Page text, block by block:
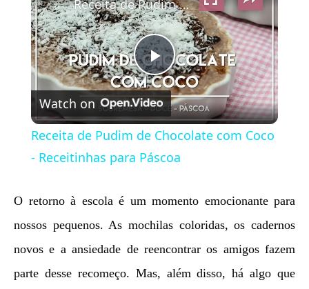
Play
Video
Receita de Pudim de Chocolate com Coco - Receitinhas para Páscoa
Watch on
Receita de Pudim de Chocolate com Coco
- Receitinhas para Páscoa
O retorno à escola é um momento emocionante para
nossos pequenos. As mochilas coloridas, os cadernos
novos e a ansiedade de reencontrar os amigos fazem
parte desse recomeço. Mas, além disso, há algo que